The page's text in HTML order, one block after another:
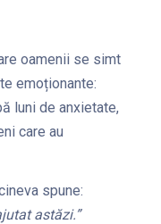
oamenii se simt
emoționante:
luni de anxietate,
care au
spune:
astăzi.”